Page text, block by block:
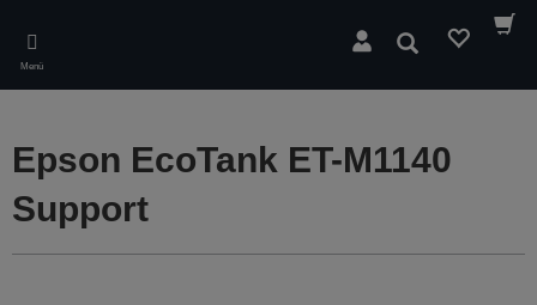
main
content
Menü
Suchen
Epson EcoTank ET-M1140
Support